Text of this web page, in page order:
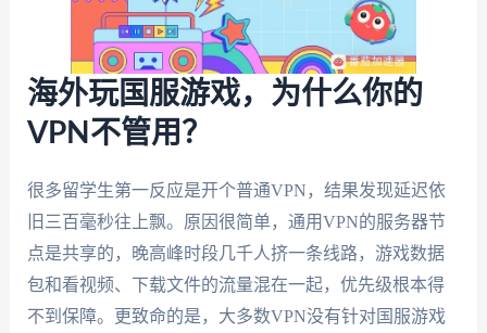
海外玩国服游戏，为什么你的
VPN不管用？
很多留学生第一反应是开个普通VPN，结果发现延迟依
旧三百毫秒往上飘。原因很简单，通用VPN的服务器节
点是共享的，晚高峰时段几千人挤一条线路，游戏数据
包和看视频、下载文件的流量混在一起，优先级根本得
不到保障。更致命的是，大多数VPN没有针对国服游戏